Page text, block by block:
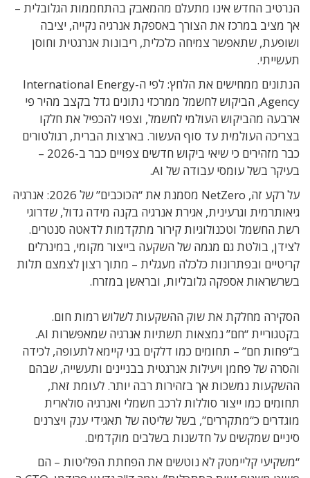
הנרטיב החדש אינו מתעלם מהמאבק בהתחממות הגלובלית –
אך מציב במרכז את הצורך באספקת אנרגיה נקייה, יציבה
ושופעת, שתאפשר צמיחה כלכלית, ריבונות אנרגטית וחוסן
תעשייתי.
הנתונים ממחישים את הלחץ: לפי ה-International Energy
Agency, הביקוש לחשמל ממרכזי נתונים גדל בקצב מהיר פי
ארבעה מהביקוש העולמי לחשמל, וצפוי להכפיל את חלקו
בצריכה העולמית עד סוף העשור. בארצות הברית, רגולטורים
כבר מזהירים כי שיאי ביקוש חדשים צפויים כבר ב-2026 –
בעיקר בשל עומסי עבודה של AI.
על רקע זה, NetZero מסמנת את “הכוכבים” של 2026: אנרגיה
גיאותרמית וגרעינית, אגירת אנרגיה בקנה מידה גדול, שדרוגי
רשת החשמל וטכנולוגיות קירור מתקדמות לדאטה סנטרים.
לצידן, בולטת גם מגמה של השקעה בייצור מקומי, במינרלים
קריטיים ובפתרונות כלכלה מעגלית – מתוך רצון לצמצם תלות
בשרשראות אספקה גלובליות, ובראשן במזרח.
הסקירה מחלקת את שוק ההשקעות לשלוש רמות חום.
בקטגוריית “חם” נמצאות תשתיות אנרגיה שמאפשרות AI.
ב“פחות חם” – תחומים כמו דלקים בני קיימא לתעופה, לכידה
והסרה של פחמן ויעילות אנרגטית בבניינים ותעשייה, שבהם
ההשקעות נמשכות אך בזהירות רבה יותר. לעומת זאת,
תחומים כמו ייצור סוללות לרכב חשמלי ואנרגיה סולארית
מוגדרים כ“מתקררים”, בשל שליטה של תאגידי ענק ויצרנים
סיניים שמקשים על חדשנות בשלבים מוקדמים.
“משקיעי קליימטק לא נוטשים את הפחתת הפליטות – הם